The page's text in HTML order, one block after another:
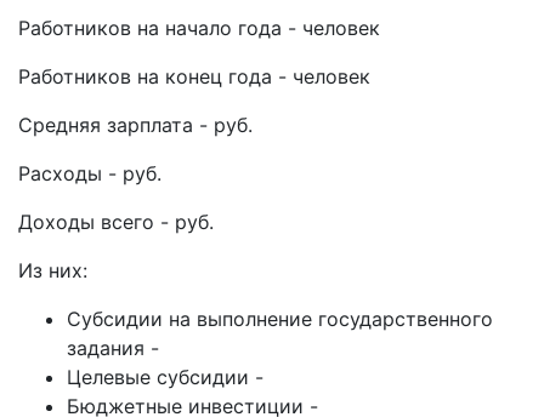
Работников на начало года - человек
Работников на конец года - человек
Средняя зарплата - руб.
Расходы - руб.
Доходы всего - руб.
Из них:
Субсидии на выполнение государственного
задания -
Целевые субсидии -
Бюджетные инвестиции -